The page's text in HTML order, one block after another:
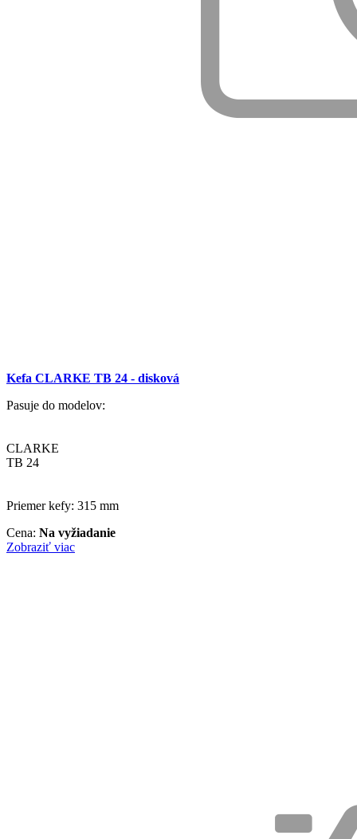
Kefa CLARKE TB 24 - disková
Pasuje do modelov:
CLARKE
TB 24
Priemer kefy: 315 mm
Cena: Na vyžiadanie
Zobraziť viac